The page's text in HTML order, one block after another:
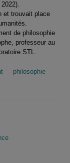
et trouvait place
de philosophie
professeur au
STL.
philosophie